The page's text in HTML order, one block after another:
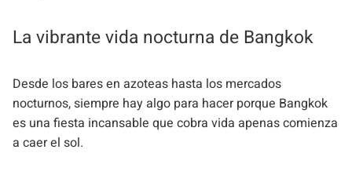
La vibrante vida nocturna de Bangkok
Desde los bares en azoteas hasta los mercados
nocturnos, siempre hay algo para hacer porque Bangkok
es una fiesta incansable que cobra vida apenas comienza
a caer el sol.